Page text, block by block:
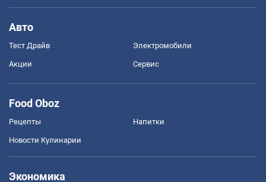
Авто
Тест Драйв Электромобили
Акции Сервис
Food Oboz
Рецепты Напитки
Новости Кулинарии
Экономика